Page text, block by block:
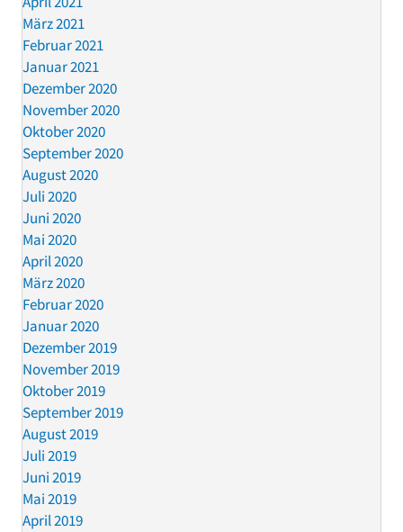
März 2021
Februar 2021
Januar 2021
Dezember 2020
November 2020
Oktober 2020
September 2020
August 2020
Juli 2020
Juni 2020
Mai 2020
April 2020
März 2020
Februar 2020
Januar 2020
Dezember 2019
November 2019
Oktober 2019
September 2019
August 2019
Juli 2019
Juni 2019
Mai 2019
April 2019